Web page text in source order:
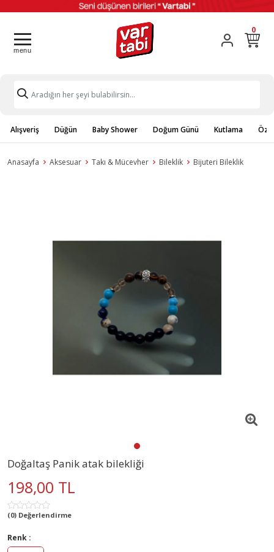
0
Alışveriş Düğün Baby Shower Doğum Günü Kutlama
Anasayfa Aksesuar Takı & Mücevher Bileklik Bijuteri Bileklik
Doğaltaş Panik atak bilekliği
198,00 TL
(0) Değerlendirme
Renk :